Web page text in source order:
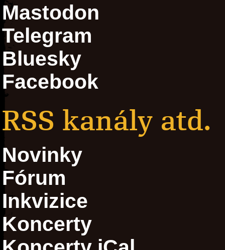
Mastodon
Telegram
Bluesky
Facebook
RSS kanály atd.
Novinky
Fórum
Inkvizice
Koncerty